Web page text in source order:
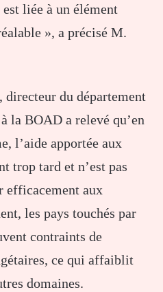
liée à un élément
», a précisé M.
du département
la BOAD a relevé qu’en
l’aide apportée aux
trop tard et n’est pas
efficacement aux
les pays touchés par
contraints de
ce qui affaiblit
domaines.